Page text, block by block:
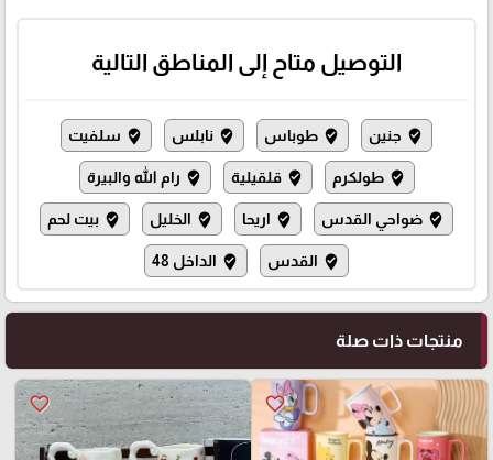
التوصيل متاح إلى المناطق التالية
where_to_vote جنين where_to_vote طوباس where_to_vote نابلس where_to_vote سلفيت
where_to_vote طولكرم where_to_vote قلقيلية where_to_vote رام الله والبيرة
where_to_vote ضواحي القدس where_to_vote اريحا where_to_vote الخليل where_to_vote بيت لحم
where_to_vote القدس where_to_vote الداخل 48
منتجات ذات صلة
favorite_border
favorite_border